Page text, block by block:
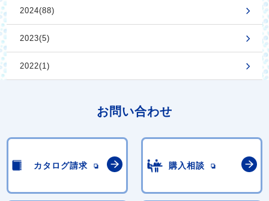
2024(88)
2023(5)
2022(1)
お問い合わせ
カタログ請求 購入相談